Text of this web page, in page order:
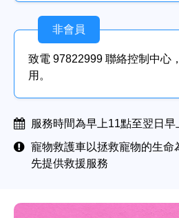
致電 97822999 聯絡控制中心
用。
非會員
服務時間為早上11點至翌日早
寵物救護車以拯救寵物的生命
先提供救援服務